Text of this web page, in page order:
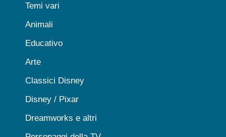
Temi vari
Animali
Educativo
Arte
Classici Disney
Disney / Pixar
Dreamworks e altri